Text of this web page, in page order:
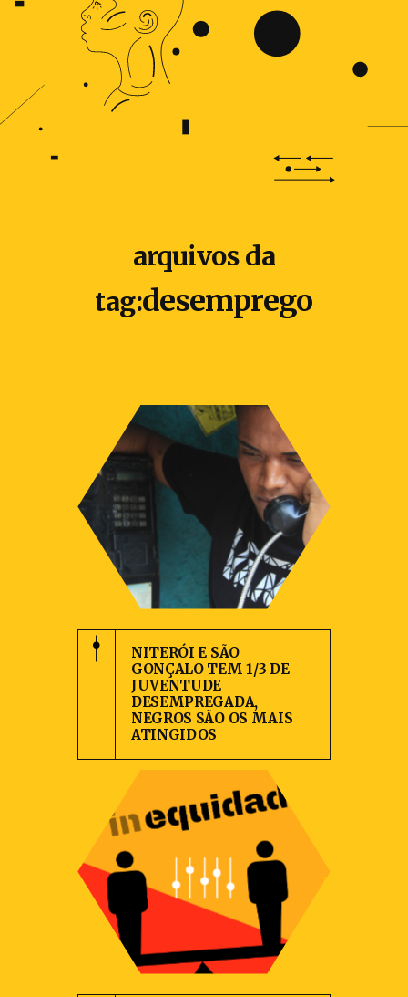
arquivos da
tag:desemprego
NITERÓI E SÃO
GONÇALO TEM 1/3 DE
JUVENTUDE
DESEMPREGADA,
NEGROS SÃO OS MAIS
ATINGIDOS